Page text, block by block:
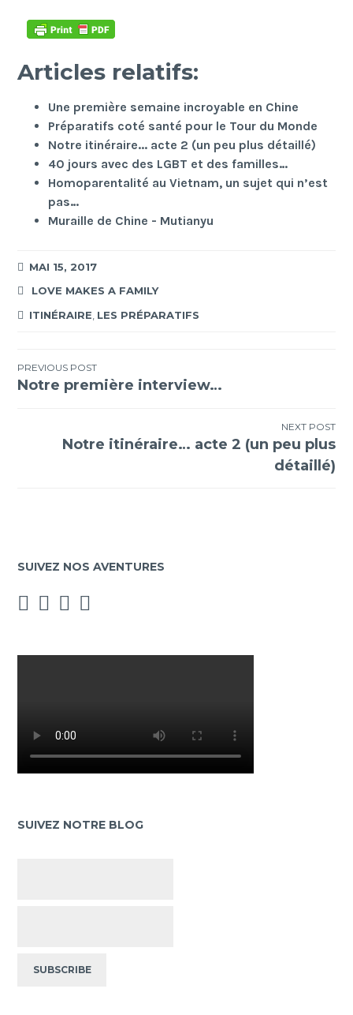
Articles relatifs:
Une première semaine incroyable en Chine
Préparatifs coté santé pour le Tour du Monde
Notre itinéraire... acte 2 (un peu plus détaillé)
40 jours avec des LGBT et des familles…
Homoparentalité au Vietnam, un sujet qui n’est
pas…
Muraille de Chine - Mutianyu
MAI 15, 2017
LOVE MAKES A FAMILY
ITINÉRAIRE LES PRÉPARATIFS
Navigation
PREVIOUS POST
Notre première interview…
NEXT POST
Notre itinéraire… acte 2 (un peu plus
détaillé)
SUIVEZ NOS AVENTURES
SUIVEZ NOTRE BLOG